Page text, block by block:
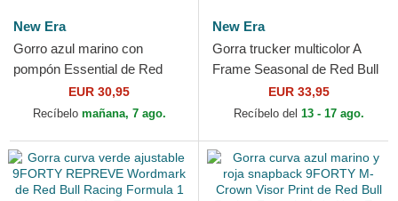
New Era
Gorro azul marino con
pompón Essential de Red
Bull Racing Formula 1 de
New Era
EUR 30,95
Recíbelo mañana, 7 ago.
New Era
Gorra trucker multicolor A
Frame Seasonal de Red Bull
Racing Formula 1 de New
EUR 33,95
Recíbelo del 13 - 17 ago.